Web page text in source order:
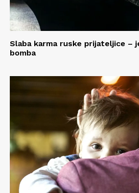
Slaba karma ruske prijateljice –
bomba